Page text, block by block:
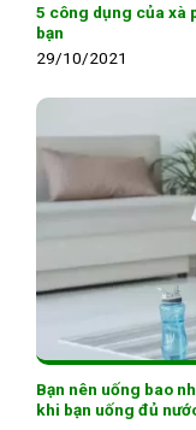
5 công dụng của xà
bạn
29/10/2021
Bạn nên uống bao
khi bạn uống đủ